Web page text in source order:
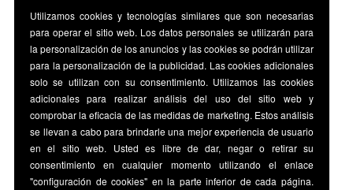
Utilizamos cookies y tecnologías similares que son necesarias
para operar el sitio web. Los datos personales se utilizarán para
la personalización de los anuncios y las cookies se podrán utilizar
para la personalización de la publicidad. Las cookies adicionales
solo se utilizan con su consentimiento. Utilizamos las cookies
adicionales para realizar análisis del uso del sitio web y
comprobar la eficacia de las medidas de marketing. Estos análisis
se llevan a cabo para brindarle una mejor experiencia de usuario
en el sitio web. Usted es libre de dar, negar o retirar su
consentimiento en cualquier momento utilizando el enlace
"configuración de cookies" en la parte inferior de cada página.